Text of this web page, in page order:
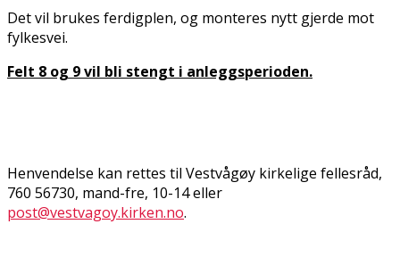
Det vil brukes ferdigplen, og monteres nytt gjerde mot
fylkesvei.
Felt 8 og 9 vil bli stengt i anleggsperioden.
Henvendelse kan rettes til Vestvågøy kirkelige fellesråd,
760 56730, mand-fre, 10-14 eller
post@vestvagoy.kirken.no.